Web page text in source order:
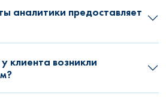
аналитики предоставляет
клиента возникли